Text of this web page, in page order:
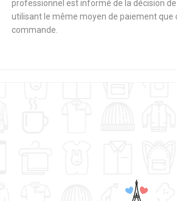
professionnel est informé de la décision
utilisant le même moyen de paiement que
commande.